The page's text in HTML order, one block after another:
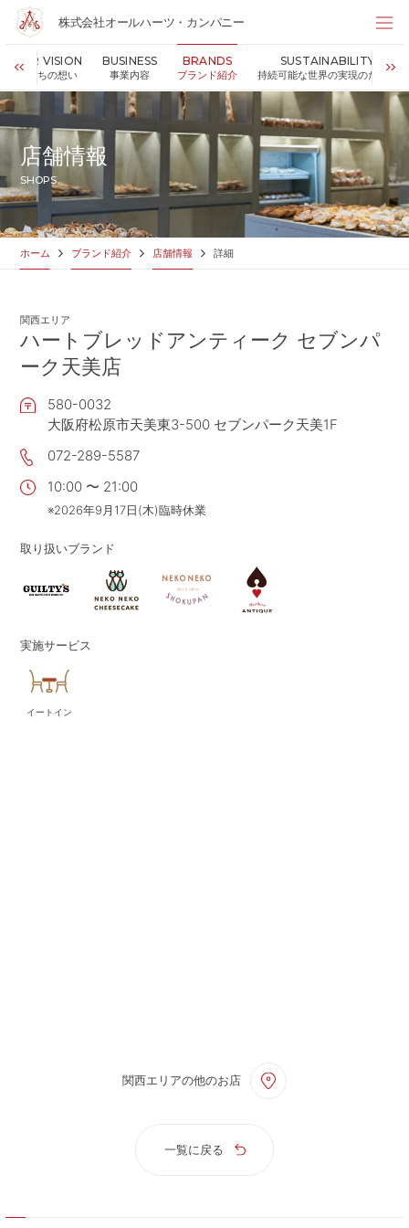
株式会社オールハーツ・カンパニー
OUR VISION
私たちの想い
BUSINESS
事業内容
BRANDS
ブランド紹介
SUSTAINABILITY
持続可能な世界の実現のために
株式会社オールハーツ・カンパニー
店舗検索
HOME
NEWS お知らせ
OUR VISION 私たちの想い
MESSAGE 代表メッセージ
VALUES
BUSINESS 事業内容
SHOP 店舗情報
SUSTAINABILITY
APP
PRIVACY POLICY
RECRUIT 2027
OGGI ONLINE STORE
店舗情報
SHOPS
ホーム ブランド紹介 店舗情報 詳細
関西エリア
ハートブレッドアンティーク セブンパ
ーク天美店
580-0032
大阪府松原市天美東3-500 セブンパーク天美1F
072-289-5587
10:00 〜 21:00
※2026年9月17日(木)臨時休業
取り扱いブランド
実施サービス
イートイン
関西エリアの他のお店
一覧に戻る